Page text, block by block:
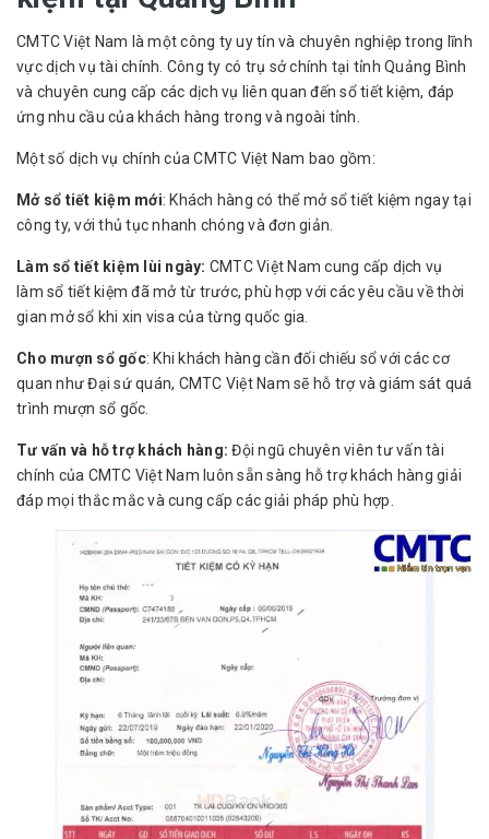
CMTC Việt Nam là một công ty uy tín và chuyên nghiệp trong lĩnh
vực dịch vụ tài chính. Công ty có trụ sở chính tại tỉnh Quảng Bình
và chuyên cung cấp các dịch vụ liên quan đến sổ tiết kiệm, đáp
ứng nhu cầu của khách hàng trong và ngoài tỉnh.
Một số dịch vụ chính của CMTC Việt Nam bao gồm:
Mở sổ tiết kiệm mới: Khách hàng có thể mở sổ tiết kiệm ngay tại
công ty, với thủ tục nhanh chóng và đơn giản.
Làm sổ tiết kiệm lùi ngày: CMTC Việt Nam cung cấp dịch vụ
làm sổ tiết kiệm đã mở từ trước, phù hợp với các yêu cầu về thời
gian mở sổ khi xin visa của từng quốc gia.
Cho mượn sổ gốc: Khi khách hàng cần đối chiếu sổ với các cơ
quan như Đại sứ quán, CMTC Việt Nam sẽ hỗ trợ và giám sát quá
trình mượn sổ gốc.
Tư vấn và hỗ trợ khách hàng:Đội ngũ chuyên viên tư vấn tài
chính của CMTC Việt Nam luôn sẵn sàng hỗ trợ khách hàng giải
đáp mọi thắc mắc và cung cấp các giải pháp phù hợp.